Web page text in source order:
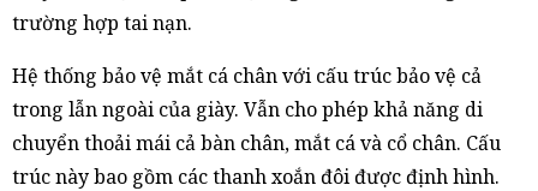
trường hợp tai nạn.
Hệ thống bảo vệ mắt cá chân với cấu trúc bảo vệ cả
trong lẫn ngoài của giày. Vẫn cho phép khả năng di
chuyển thoải mái cả bàn chân, mắt cá và cổ chân. Cấu
trúc này bao gồm các thanh xoắn đôi được định hình.